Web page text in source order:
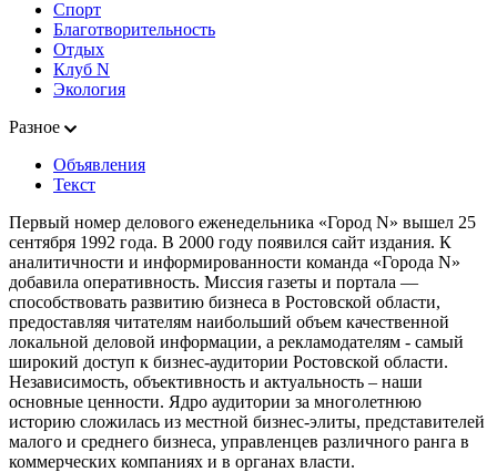
Спорт
Благотворительность
Отдых
Клуб N
Экология
Разное
Объявления
Текст
Первый номер делового еженедельника «Город N» вышел 25
сентября 1992 года. В 2000 году появился сайт издания. К
аналитичности и информированности команда «Города N»
добавила оперативность. Миссия газеты и портала —
способствовать развитию бизнеса в Ростовской области,
предоставляя читателям наибольший объем качественной
локальной деловой информации, а рекламодателям - самый
широкий доступ к бизнес-аудитории Ростовской области.
Независимость, объективность и актуальность – наши
основные ценности. Ядро аудитории за многолетнюю
историю сложилась из местной бизнес-элиты, представителей
малого и среднего бизнеса, управленцев различного ранга в
коммерческих компаниях и в органах власти.